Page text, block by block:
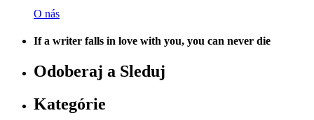
O nás
If a writer falls in love with you, you can never die
Odoberaj a Sleduj
Kategórie